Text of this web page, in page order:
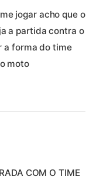
jogar acho que o
a partida contra o
a forma do time
moto
COM O TIME